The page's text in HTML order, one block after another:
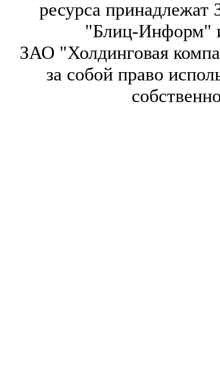
ресурса
"Блиц-Информ"
ЗАО "Холдинговая
за собой право